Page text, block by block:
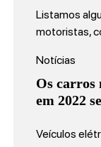
Listamos
motoristas,
Notícias
Os carros
em 2022
Veículos